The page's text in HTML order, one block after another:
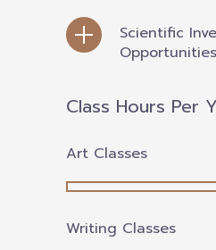
-- เอกสารเผยแพร่
-- คณะกรรมการนโยบา
-- คณะอนุกรรมการ 6
-- ทีมงาน สบน.
Scientific
Opportunities
Class Hours Per
Art Classes
Writing Classes